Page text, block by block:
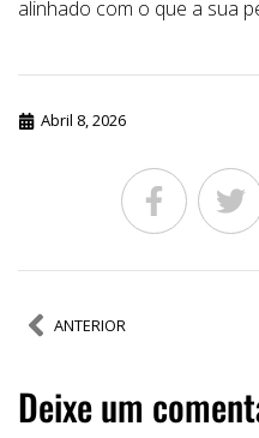
alinhado com o que a sua
Abril 8, 2026
ANTERIOR
Deixe um